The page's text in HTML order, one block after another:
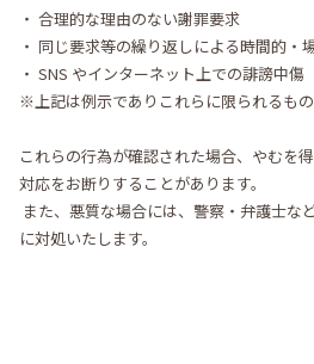
・ 合理的な理由のない謝罪要求
・ 同じ要求等の繰り返しによる時間的・
・ SNS やインターネット上での誹謗中傷
※上記は例示でありこれらに限られるもの
これらの行為が確認された場合、やむを
対応をお断りすることがあります。
また、悪質な場合には、警察・弁護士な
に対処いたします。